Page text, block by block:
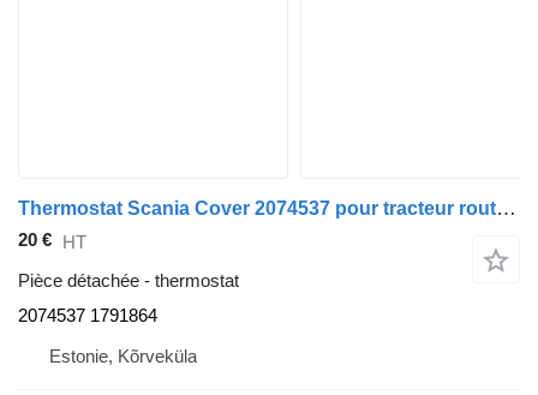
Thermostat Scania Cover 2074537 pour tracteur routier Scania G450
20 € HT
Pièce détachée - thermostat
2074537 1791864
Estonie, Kõrveküla